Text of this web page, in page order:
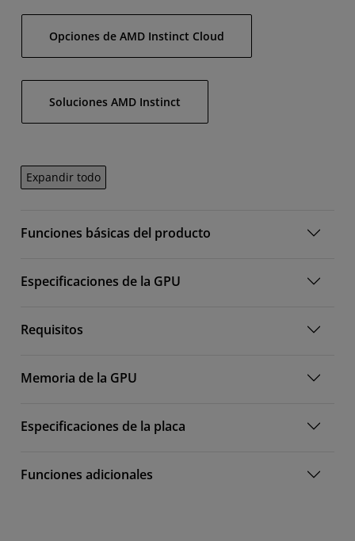
Opciones de AMD Instinct Cloud
Soluciones AMD Instinct
Expandir todo
Funciones básicas del producto
Especificaciones de la GPU
Requisitos
Memoria de la GPU
Especificaciones de la placa
Funciones adicionales